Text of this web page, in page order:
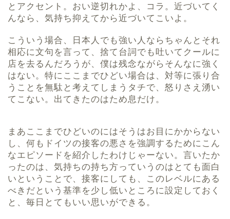
とアクセント。おい逆切れかよ、コラ。近づいてく
んなら、気持ち抑えてから近づいてこいよ。
こういう場合、日本人でも強い人ならちゃんとそれ
相応に文句を言って、捨て台詞でも吐いてクールに
店を去るんだろうが、僕は残念ながらそんなに強く
はない。特にここまでひどい場合は、対等に張り合
うことを無駄と考えてしまうタチで、怒りさえ湧い
てこない。出てきたのはため息だけ。
まあここまでひどいのにはそうはお目にかからない
し、何もドイツの接客の悪さを強調するためにこん
なエピソードを紹介したわけじゃーない。言いたか
ったのは、気持ちの持ち方っていうのはとても面白
いということで、接客にしても、このレベルにある
べきだという基準を少し低いところに設定しておく
と、毎日とてもいい思いができる。